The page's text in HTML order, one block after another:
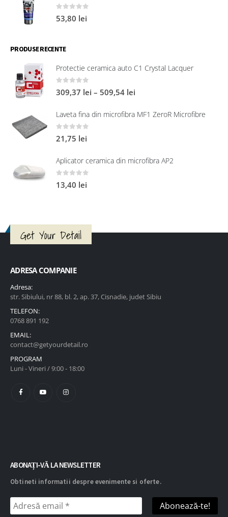
out of 5
53,80 lei
PRODUSE RECENTE
Protectie ceramica auto C1 Crystal Lacquer
out of 5
309,37 lei – 509,54 lei
Laveta fina din microfibra MF1 ZeroR Microfibre
out of 5
21,75 lei
Aplicator ceramica din microfibra AP2
out of 5
13,40 lei
Get Your Detail
ADRESA COMPANIE
Adresa:
str. Sibiului, nr 88, bl. 2, ap. 37, Cisnadie, judet Sibiu
TELEFON:
0768 891 192
EMAIL:
contact@getyourdetail.ro
PROGRAM
Luni - Vineri / 9:00 - 18:00
ABONAȚI-VĂ LA NEWSLETTER
Obtineti informatii despre evenimente si oferte.